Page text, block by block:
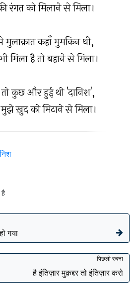
रंगत को मिलाने से मिला।
कहाँ मुमकिन थी,
मिला है तो बहाने से मिला।
कुछ और हुई थी 'दानिश',
ख़ुद को मिटाने से मिला।
है
गया
पिछली रचना
है इंतिज़ार मुक़द्दर तो इंतिज़ार करो